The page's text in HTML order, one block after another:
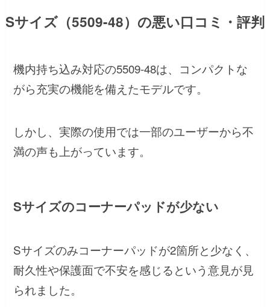
Sサイズ（5509-48）の悪い口コミ・評判
機内持ち込み対応の5509-48は、コンパクトな
がら充実の機能を備えたモデルです。
しかし、実際の使用では一部のユーザーから不
満の声も上がっています。
Sサイズのコーナーパッドが少ない
Sサイズのみコーナーパッドが2箇所と少なく、
耐久性や保護面で不安を感じるという意見が見
られました。